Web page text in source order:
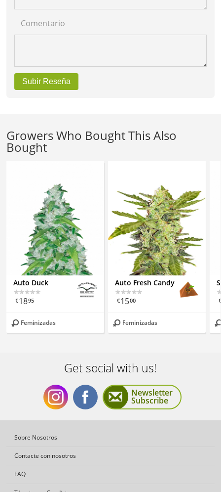
Comentario
Subir Reseña
Growers Who Bought This Also
Bought
Auto Duck
€1895
Feminizadas
Auto Fresh Candy
€1500
Feminizadas
Get social with us!
GetGet
Newsletter
Subscribe
Sobre Nosotros
Contacte con nosotros
FAQ